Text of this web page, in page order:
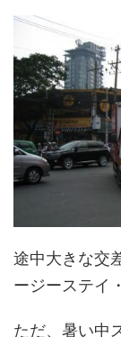
途中大きな交
ージーステイ
ただ、暑い中